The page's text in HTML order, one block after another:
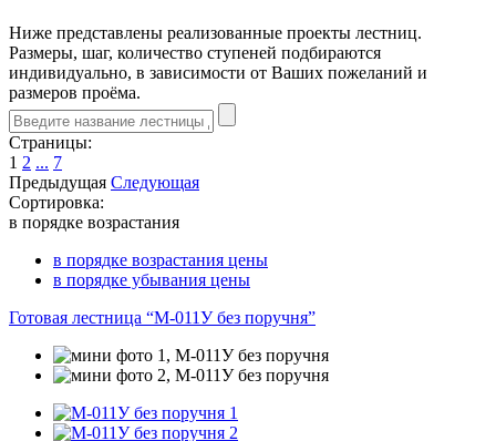
Ниже представлены реализованные проекты лестниц.
Размеры, шаг, количество ступеней подбираются
индивидуально, в зависимости от Ваших пожеланий и
размеров проёма.
Страницы:
1 2 ... 7
Предыдущая Следующая
Сортировка:
в порядке возрастания
в порядке возрастания цены
в порядке убывания цены
Готовая лестница “М-011У без поручня”